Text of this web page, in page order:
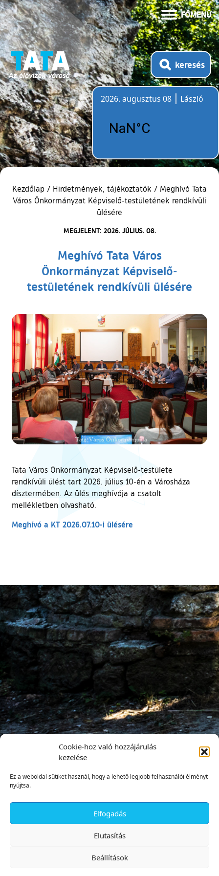
Cookie-hoz való hozzájárulás
kezelése
Ez a weboldal sütiket használ, hogy a lehető legjobb felhasználói élményt
nyújtsa.
Elfogadás
Elutasítás
Beállítások
FŐMENÜ
keresés
2026. augusztus 08
László
Kezdőlap / Hirdetmények, tájékoztatók / Meghívó Tata
Város Önkormányzat Képviselő-testületének rendkívüli
ülésére
MEGJELENT: 2026. JÚLIUS. 08.
Meghívó Tata Város
Önkormányzat Képviselő-
testületének rendkívüli ülésére
Tata Város Önkormányzat Képviselő-testülete
rendkívüli ülést tart 2026. július 10-én a Városháza
dísztermében. Az ülés meghívója a csatolt
mellékletben olvasható.
Meghívó a KT 2026.07.10-i ülésére
✕